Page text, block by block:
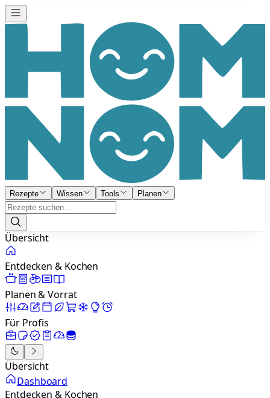
Rezepte Wissen Tools Planen
Übersicht
Entdecken & Kochen
Planen & Vorrat
Für Profis
Übersicht
Dashboard
Entdecken & Kochen